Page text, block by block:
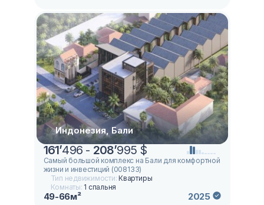
Индонезия, Бали
161’496 - 208’995 $
Самый большой комплекс на Бали для комфортной
жизни и инвестиций (008133)
Тип недвижимости:Квартиры
Комнаты: 1 спальня
49-66м² 2025